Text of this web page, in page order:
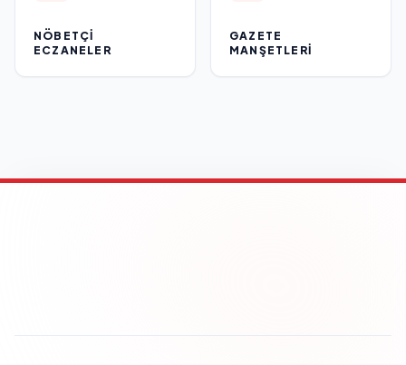
NÖBETÇI
ECZANELER
GAZETE
MANŞETLERI